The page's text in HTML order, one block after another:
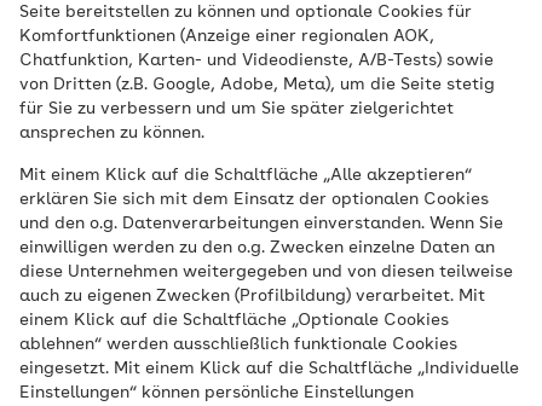
Seite bereitstellen zu können und optionale Cookies für
Komfortfunktionen (Anzeige einer regionalen AOK,
Chatfunktion, Karten- und Videodienste, A/B-Tests) sowie
von Dritten (z.B. Google, Adobe, Meta), um die Seite stetig
für Sie zu verbessern und um Sie später zielgerichtet
ansprechen zu können.
Mit einem Klick auf die Schaltfläche „Alle akzeptieren“
erklären Sie sich mit dem Einsatz der optionalen Cookies
und den o.g. Datenverarbeitungen einverstanden. Wenn Sie
einwilligen werden zu den o.g. Zwecken einzelne Daten an
diese Unternehmen weitergegeben und von diesen teilweise
auch zu eigenen Zwecken (Profilbildung) verarbeitet. Mit
einem Klick auf die Schaltfläche „Optionale Cookies
ablehnen“ werden ausschließlich funktionale Cookies
eingesetzt. Mit einem Klick auf die Schaltfläche „Individuelle
Einstellungen“ können persönliche Einstellungen
Hautärzte in
Mannheim
Suche
20 km